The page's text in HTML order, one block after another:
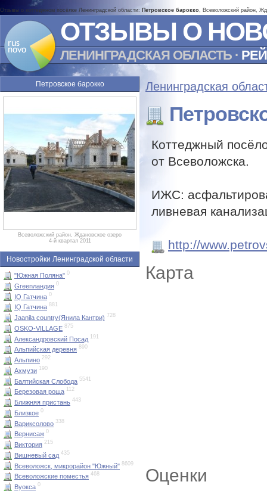
Отзывы о коттеджном посёлке Ленинградской области: Петровское барокко, Всеволожский район,
ОТЗЫВЫ О
ЛЕНИНГРАДСКАЯ ОБЛАСТЬ ·
Петровское барокко
Всеволожский район, Ждановское озеро
4-й квартал 2011
Новостройки Ленинградской области
"Южная Поляна" 0
Greenландия 0
IQ Гатчина 0
IQ Гатчина 881
Jaanila country(Янила Кантри) 728
OSKO-VILLAGE 875
Александровский Посад 191
Альпийская деревня 890
Альпино 292
Ахмузи 190
Балтийская Слобода 5541
Березовая роща 112
Ближняя пристань 443
Близкое 0
Вариксолово 338
Вернисаж 0
Виктория 215
Вишневый сад 435
Всеволожск, микрорайон "Южный" 8609
Всеволожские поместья 468
Вуокса 0
Ленинградская
Коттеджный
от Всеволожска.
ИЖС:
ливневая
http://
Карта
Оценки